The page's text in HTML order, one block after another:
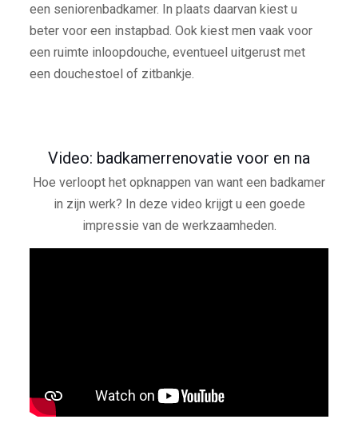
een seniorenbadkamer. In plaats daarvan kiest u
beter voor een instapbad. Ook kiest men vaak voor
een ruimte inloopdouche, eventueel uitgerust met
een douchestoel of zitbankje.
Video: badkamerrenovatie voor en na
Hoe verloopt het opknappen van want een badkamer
in zijn werk? In deze video krijgt u een goede
impressie van de werkzaamheden.